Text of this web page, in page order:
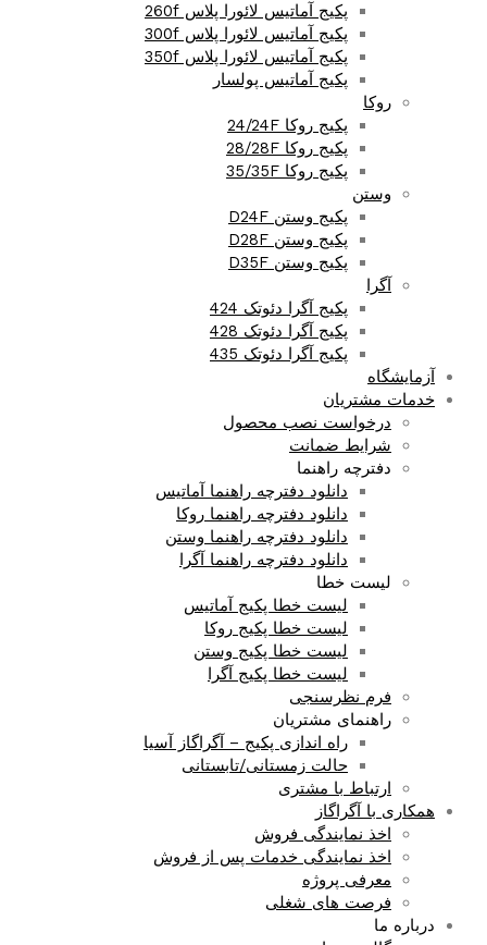
پکیج آماتیس لائورا پلاس 260f
پکیج آماتیس لائورا پلاس 300f
پکیج آماتیس لائورا پلاس 350f
پکیج آماتیس پولسار
روکا
پکیج روکا 24/24F
پکیج روکا 28/28F
پکیج روکا 35/35F
وستن
پکیج وستن D24F
پکیج وستن D28F
پکیج وستن D35F
آگرا
پکیج آگرا دئوتک 424
پکیج آگرا دئوتک 428
پکیج آگرا دئوتک 435
آزمایشگاه
خدمات مشتریان
درخواست نصب محصول
شرایط ضمانت
دفترچه راهنما
دانلود دفترچه راهنما آماتیس
دانلود دفترچه راهنما روکا
دانلود دفترچه راهنما وستن
دانلود دفترچه راهنما آگرا
لیست خطا
لیست خطا پکیج آماتیس
لیست خطا پکیج روکا
لیست خطا پکیج وستن
لیست خطا پکیج آگرا
فرم نظرسنجی
راهنمای مشتریان
راه اندازی پکیج – آگراگاز آسیا
حالت زمستانی/تابستانی
ارتباط با مشتری
همکاری با آگراگاز
اخذ نمایندگی فروش
اخذ نمایندگی خدمات پس از فروش
معرفی پروژه
فرصت های شغلی
درباره ما